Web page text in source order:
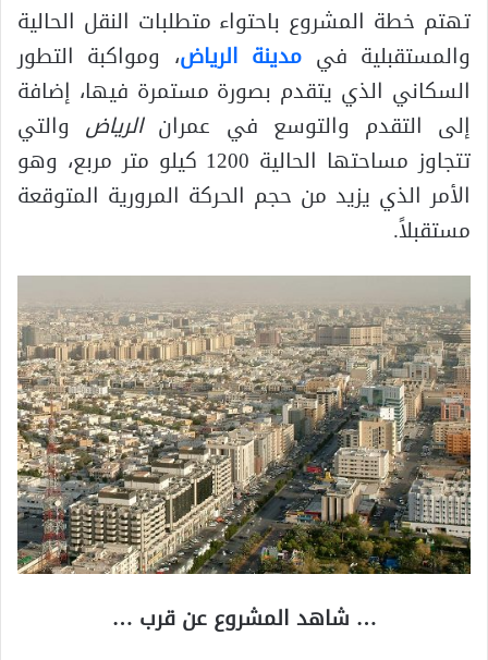
تهتم خطة المشروع باحتواء متطلبات النقل الحالية
والمستقبلية في مدينة الرياض، ومواكبة التطور
السكاني الذي يتقدم بصورة مستمرة فيها، إضافة
إلى التقدم والتوسع في عمرانالرياض والتي
تتجاوز مساحتها الحالية 1200 كيلو متر مربع، وهو
الأمر الذي يزيد من حجم الحركة المرورية المتوقعة
مستقبلاً.
… شاهد المشروع عن قرب …